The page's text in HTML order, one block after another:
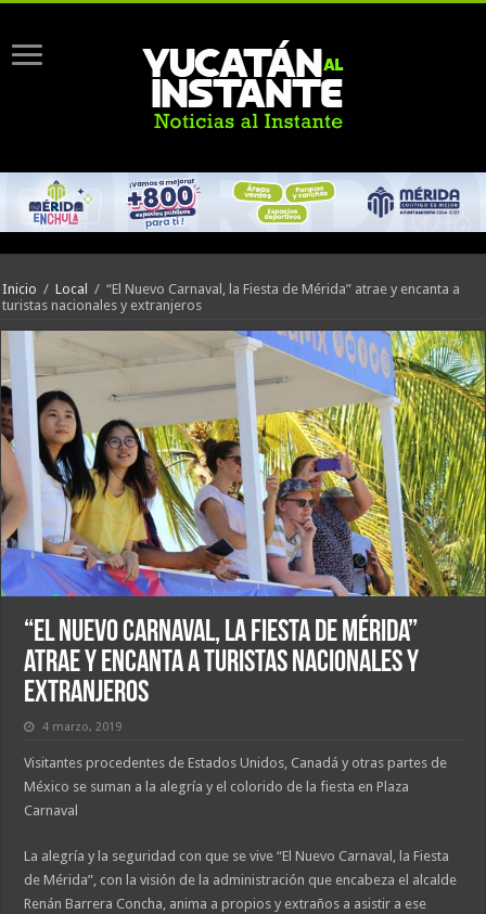
Inicio / Local / “El Nuevo Carnaval, la Fiesta de Mérida” atrae y encanta a
turistas nacionales y extranjeros
“El Nuevo Carnaval, la Fiesta de Mérida”
atrae y encanta a turistas nacionales y
extranjeros
4 marzo, 2019
Visitantes procedentes de Estados Unidos, Canadá y otras partes de
México se suman a la alegría y el colorido de la fiesta en Plaza
Carnaval
La alegría y la seguridad con que se vive “El Nuevo Carnaval, la Fiesta
de Mérida”, con la visión de la administración que encabeza el alcalde
Renán Barrera Concha, anima a propios y extraños a asistir a ese